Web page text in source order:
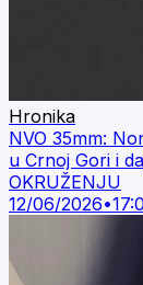
Hronika
NVO 35mm:
u Crnoj Gori i
OKRUŽENJU
12/06/2026•